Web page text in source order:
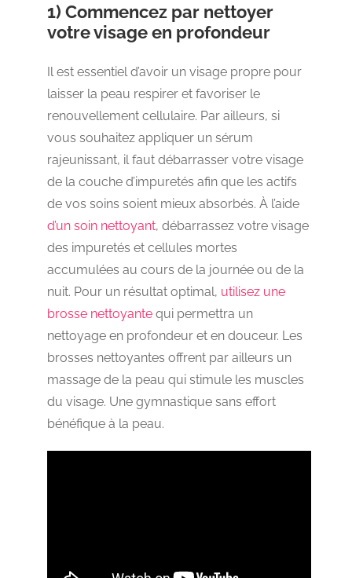
1) Commencez par nettoyer
votre visage en profondeur
Il est essentiel d’avoir un visage propre pour
laisser la peau respirer et favoriser le
renouvellement cellulaire. Par ailleurs, si
vous souhaitez appliquer un sérum
rajeunissant, il faut débarrasser votre visage
de la couche d’impuretés afin que les actifs
de vos soins soient mieux absorbés. À l’aide
d’un soin nettoyant, débarrassez votre visage
des impuretés et cellules mortes
accumulées au cours de la journée ou de la
nuit. Pour un résultat optimal, utilisez une
brosse nettoyante qui permettra un
nettoyage en profondeur et en douceur. Les
brosses nettoyantes offrent par ailleurs un
massage de la peau qui stimule les muscles
du visage. Une gymnastique sans effort
bénéfique à la peau.